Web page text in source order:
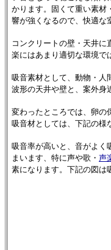
かります。固くて重い素材
響が強くなるので、快適な
コンクリートの壁・天井
楽にはあまり適切な環境で
吸音素材として、動物・人
波形の天井や壁と、案外身
変わったところでは、卵の
吸音材としては、下記の様
吸音率が高いと、音がよく
まいます、特に声や歌・ 声
素になります。下記の図は